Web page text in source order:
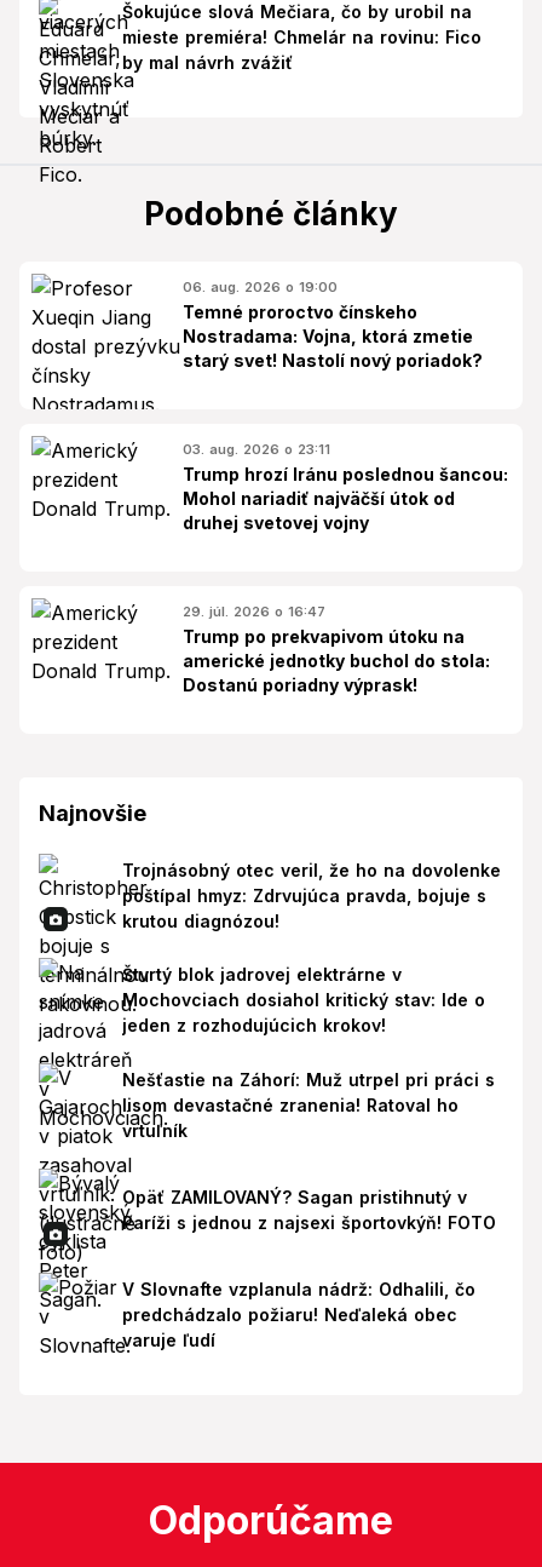
Šokujúce slová Mečiara, čo by urobil na
mieste premiéra! Chmelár na rovinu: Fico
by mal návrh zvážiť
Podobné články
06. aug. 2026 o 19:00
Temné proroctvo čínskeho
Nostradama: Vojna, ktorá zmetie
starý svet! Nastolí nový poriadok?
03. aug. 2026 o 23:11
Trump hrozí Iránu poslednou šancou:
Mohol nariadiť najväčší útok od
druhej svetovej vojny
29. júl. 2026 o 16:47
Trump po prekvapivom útoku na
americké jednotky buchol do stola:
Dostanú poriadny výprask!
Najnovšie
Trojnásobný otec veril, že ho na dovolenke
poštípal hmyz: Zdrvujúca pravda, bojuje s
krutou diagnózou!
Štvrtý blok jadrovej elektrárne v
Mochovciach dosiahol kritický stav: Ide o
jeden z rozhodujúcich krokov!
Nešťastie na Záhorí: Muž utrpel pri práci s
lisom devastačné zranenia! Ratoval ho
vrtuľník
Opäť ZAMILOVANÝ? Sagan pristihnutý v
Paríži s jednou z najsexi športovkýň! FOTO
V Slovnafte vzplanula nádrž: Odhalili, čo
predchádzalo požiaru! Neďaleká obec
varuje ľudí
Odporúčame